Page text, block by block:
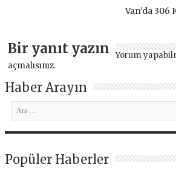
Van’da
Bir yanıt yazın Yorum
açmalısınız.
Haber Arayın
Popüler Haberler